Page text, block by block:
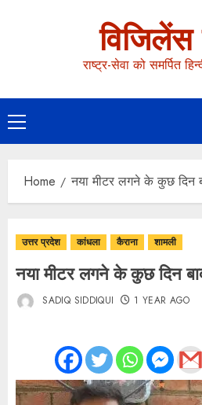
विजिलेंस
राष्ट्र-सेवा को समर्पित
Home नया मीटर लगने के कुछ दिन
उत्तर प्रदेश कांधला कैराना शामली
नया मीटर लगने के कुछ दिन
SADIQ SIDDIQUI 1 YEAR AGO